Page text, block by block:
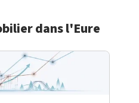
dans l'Eure